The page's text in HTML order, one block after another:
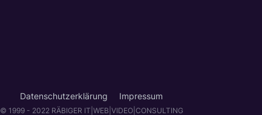
Datenschutzerklärung Impressum
© 1999 - 2022 RÄBIGER IT|WEB|VIDEO|CONSULTING